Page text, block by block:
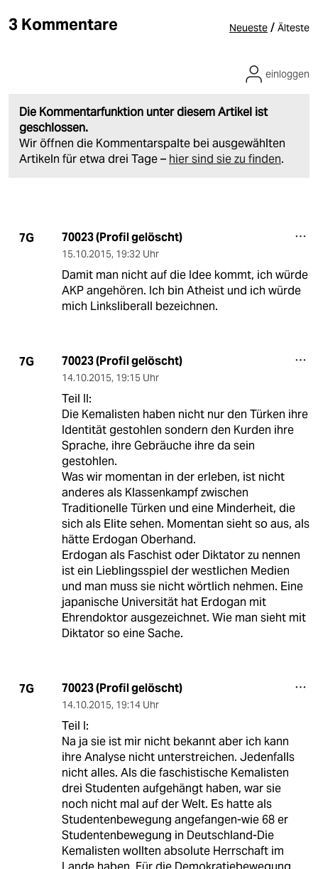
3 Kommentare Neueste / Älteste
Die Kommentarfunktion unter diesem Artikel ist
geschlossen.
Wir öffnen die Kommentarspalte bei ausgewählten
Artikeln für etwa drei Tage – hier sind sie zu finden.
einloggen
7G 70023 (Profil gelöscht)
15.10.2015, 19:32 Uhr
Damit man nicht auf die Idee kommt, ich würde
AKP angehören. Ich bin Atheist und ich würde
mich Linksliberall bezeichnen.
7G 70023 (Profil gelöscht)
14.10.2015, 19:15 Uhr
Teil II:
Die Kemalisten haben nicht nur den Türken ihre
Identität gestohlen sondern den Kurden ihre
Sprache, ihre Gebräuche ihre da sein
gestohlen.
Was wir momentan in der erleben, ist nicht
anderes als Klassenkampf zwischen
Traditionelle Türken und eine Minderheit, die
sich als Elite sehen. Momentan sieht so aus, als
hätte Erdogan Oberhand.
Erdogan als Faschist oder Diktator zu nennen
ist ein Lieblingsspiel der westlichen Medien
und man muss sie nicht wörtlich nehmen. Eine
japanische Universität hat Erdogan mit
Ehrendoktor ausgezeichnet. Wie man sieht mit
Diktator so eine Sache.
7G 70023 (Profil gelöscht)
14.10.2015, 19:14 Uhr
Teil I:
Na ja sie ist mir nicht bekannt aber ich kann
ihre Analyse nicht unterstreichen. Jedenfalls
nicht alles. Als die faschistische Kemalisten
drei Studenten aufgehängt haben, war sie
noch nicht mal auf der Welt. Es hatte als
Studentenbewegung angefangen-wie 68 er
Studentenbewegung in Deutschland-Die
Kemalisten wollten absolute Herrschaft im